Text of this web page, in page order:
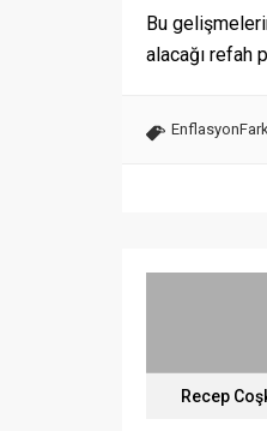
Bu
alacağı refah
Recep